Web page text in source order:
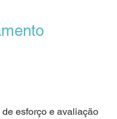
esforço e avaliação